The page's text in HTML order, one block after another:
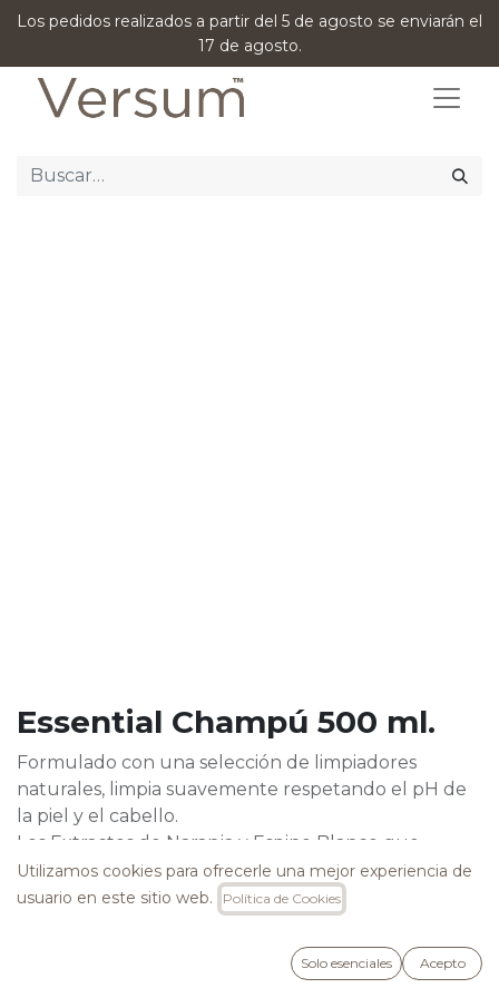
Los pedidos realizados a partir del 5 de agosto se enviarán el
17 de agosto.
Essential Champú 500 ml.
Formulado con una selección de limpiadores
naturales, limpia suavemente respetando el pH de
la piel y el cabello.
Los Extractos de Naranja y Espino Blanco que
enriquecen su fórmula, hidratan profundamente,
dejando el cabello brillante y suave.
Indicado para uso frecuente y en caso de cuero
cabelludo sensible o cabello fino.
Utilizamos cookies para ofrecerle una mejor experiencia de
usuario en este sitio web.
Política de Cookies
Solo esenciales Acepto